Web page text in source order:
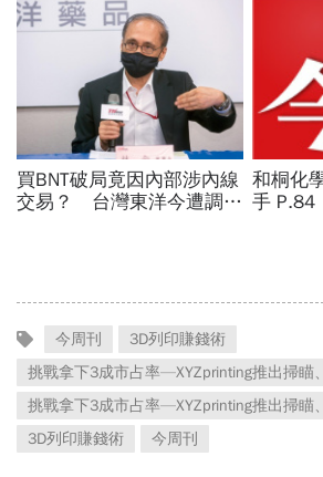
買BNT破局竟因內部涉內線
交易？ 台灣東洋今遭調查
和桐化
手 P.84
今周刊
3D列印賺錢術
挑戰拿下3成市占率—XYZprinting推出掃瞄
挑戰拿下3成市占率—XYZprinting推出掃瞄
3D列印賺錢術
今周刊